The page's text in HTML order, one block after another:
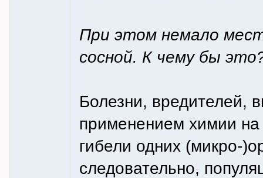
При этом немало
сосной. К чему бы
Болезни, вредителей,
применением химии на
гибели одних (микро-
следовательно,